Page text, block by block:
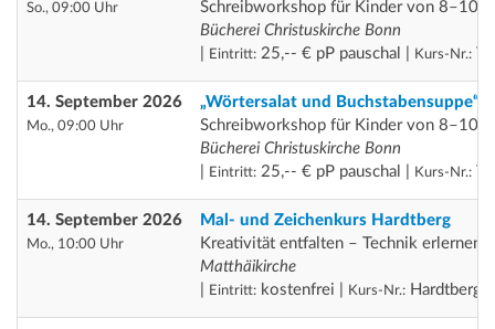
So., 09:00 Uhr
Schreibworkshop für Kinder von 8–10
Bücherei Christuskirche Bonn
Eintritt: 25,-- € pP pauschal | Kurs-Nr.:
14. September 2026
Mo., 09:00 Uhr
„Wörtersalat und Buchstabensuppe“
Schreibworkshop für Kinder von 8–10
Bücherei Christuskirche Bonn
Eintritt: 25,-- € pP pauschal | Kurs-Nr.:
14. September 2026
Mo., 10:00 Uhr
Mal- und Zeichenkurs Hardtberg
Kreativität entfalten – Technik erlernen
Matthäikirche
Eintritt: kostenfrei | Kurs-Nr.: Hardtberg